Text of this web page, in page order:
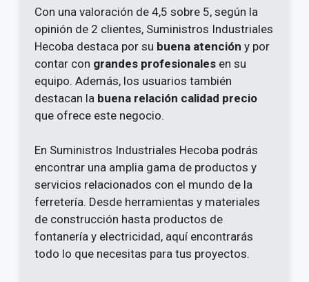
Con una valoración de 4,5 sobre 5, según la
opinión de 2 clientes, Suministros Industriales
Hecoba destaca por su buena atención y por
contar con grandes profesionales en su
equipo. Además, los usuarios también
destacan la buena relación calidad precio
que ofrece este negocio.
En Suministros Industriales Hecoba podrás
encontrar una amplia gama de productos y
servicios relacionados con el mundo de la
ferretería. Desde herramientas y materiales
de construcción hasta productos de
fontanería y electricidad, aquí encontrarás
todo lo que necesitas para tus proyectos.